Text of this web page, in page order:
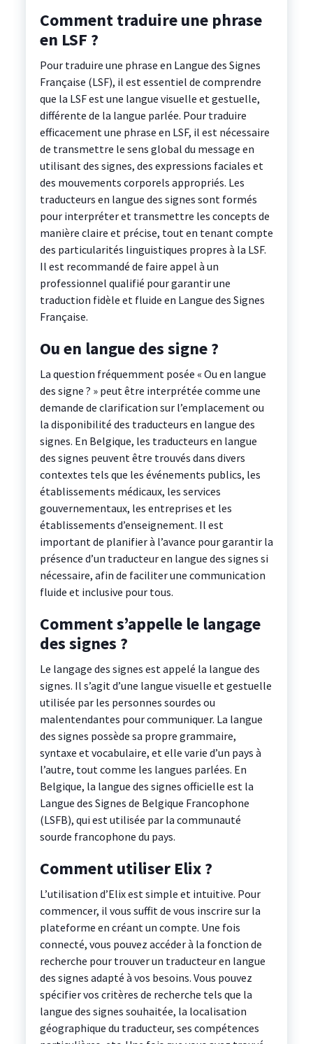
Comment traduire une phrase
en LSF ?
Pour traduire une phrase en Langue des Signes
Française (LSF), il est essentiel de comprendre
que la LSF est une langue visuelle et gestuelle,
différente de la langue parlée. Pour traduire
efficacement une phrase en LSF, il est nécessaire
de transmettre le sens global du message en
utilisant des signes, des expressions faciales et
des mouvements corporels appropriés. Les
traducteurs en langue des signes sont formés
pour interpréter et transmettre les concepts de
manière claire et précise, tout en tenant compte
des particularités linguistiques propres à la LSF.
Il est recommandé de faire appel à un
professionnel qualifié pour garantir une
traduction fidèle et fluide en Langue des Signes
Française.
Ou en langue des signe ?
La question fréquemment posée « Ou en langue
des signe ? » peut être interprétée comme une
demande de clarification sur l’emplacement ou
la disponibilité des traducteurs en langue des
signes. En Belgique, les traducteurs en langue
des signes peuvent être trouvés dans divers
contextes tels que les événements publics, les
établissements médicaux, les services
gouvernementaux, les entreprises et les
établissements d’enseignement. Il est
important de planifier à l’avance pour garantir la
présence d’un traducteur en langue des signes si
nécessaire, afin de faciliter une communication
fluide et inclusive pour tous.
Comment s’appelle le langage
des signes ?
Le langage des signes est appelé la langue des
signes. Il s’agit d’une langue visuelle et gestuelle
utilisée par les personnes sourdes ou
malentendantes pour communiquer. La langue
des signes possède sa propre grammaire,
syntaxe et vocabulaire, et elle varie d’un pays à
l’autre, tout comme les langues parlées. En
Belgique, la langue des signes officielle est la
Langue des Signes de Belgique Francophone
(LSFB), qui est utilisée par la communauté
sourde francophone du pays.
Comment utiliser Elix ?
L’utilisation d’Elix est simple et intuitive. Pour
commencer, il vous suffit de vous inscrire sur la
plateforme en créant un compte. Une fois
connecté, vous pouvez accéder à la fonction de
recherche pour trouver un traducteur en langue
des signes adapté à vos besoins. Vous pouvez
spécifier vos critères de recherche tels que la
langue des signes souhaitée, la localisation
géographique du traducteur, ses compétences